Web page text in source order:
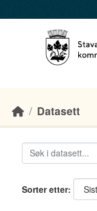
Datasett
Sorter etter